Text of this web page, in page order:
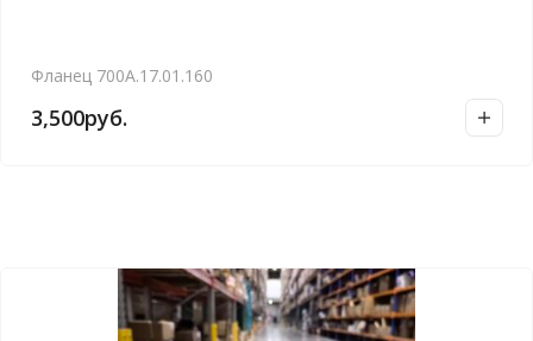
Фланец 700А.17.01.160
3,500руб.